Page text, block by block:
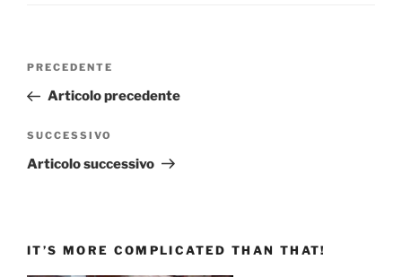
Navigazione
Articolo
precedente:
PRECEDENTE
Articolo precedente
Articolo
successivo
SUCCESSIVO
Articolo successivo
IT’S MORE COMPLICATED THAN THAT!